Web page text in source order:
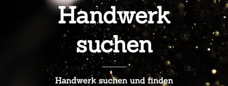
Handwerk
suchen
Handwerk suchen und finden